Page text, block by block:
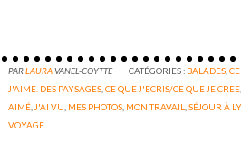
PARLAURAVANEL-COYTTE CATÉGORIES : BALADES ,
J'AIME. DES PAYSAGES ,CE QUE J'ECRIS/CE QUE JE CREE
AIMÉ J'AI VU MES PHOTOS MON TRAVAIL ,SÉJOUR À
VOYAGE